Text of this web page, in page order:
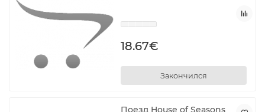
18.67€
Закончился